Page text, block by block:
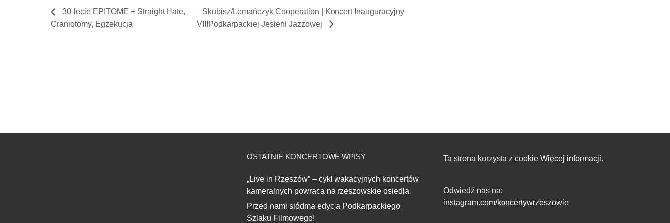
30-lecie EPITOME + Straight Hate,
Craniotomy, Egzekucja
Skubisz/Lemańczyk Cooperation | Koncert Inauguracyjny
VIIIPodkarpackiej Jesieni Jazzowej
OSTATNIE KONCERTOWE WPISY
„Live in Rzeszów” – cykl wakacyjnych koncertów
kameralnych powraca na rzeszowskie osiedla
Przed nami siódma edycja Podkarpackiego
Szlaku Filmowego!
Ta strona korzysta z cookie Więcej informacji.
Odwiedź nas na:
instagram.com/koncertywrzeszowie